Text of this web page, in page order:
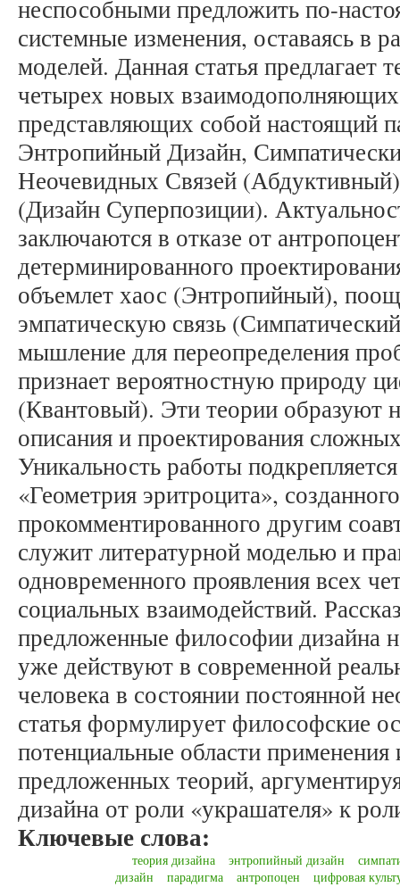
неспособными предложить по-
системные изменения, оставаясь в
моделей. Данная статья предлагает
четырех новых
представляющих собой настоящий
Энтропийный Дизайн,
Неочевидных Связей
(Дизайн Суперпозиции).
заключаются в отказе от
детерминированного
объемлет хаос (Энтропийный),
эмпатическую связь
мышление для переопределения
признает вероятностную природу
(Квантовый). Эти теории образуют
описания и проектирования
Уникальность работы
«Геометрия эритроцита»,
прокомментированного другим
служит литературной моделью и
одновременного проявления всех
социальных взаимодействий.
предложенные философии дизайна
уже действуют в современной
человека в состоянии постоянной
статья формулирует философские
потенциальные области применения
предложенных теорий,
дизайна от роли «украшателя» к
Ключевые слова:
теория дизайна энтропийный дизайн
дизайн
парадигма антропоцен цифровая